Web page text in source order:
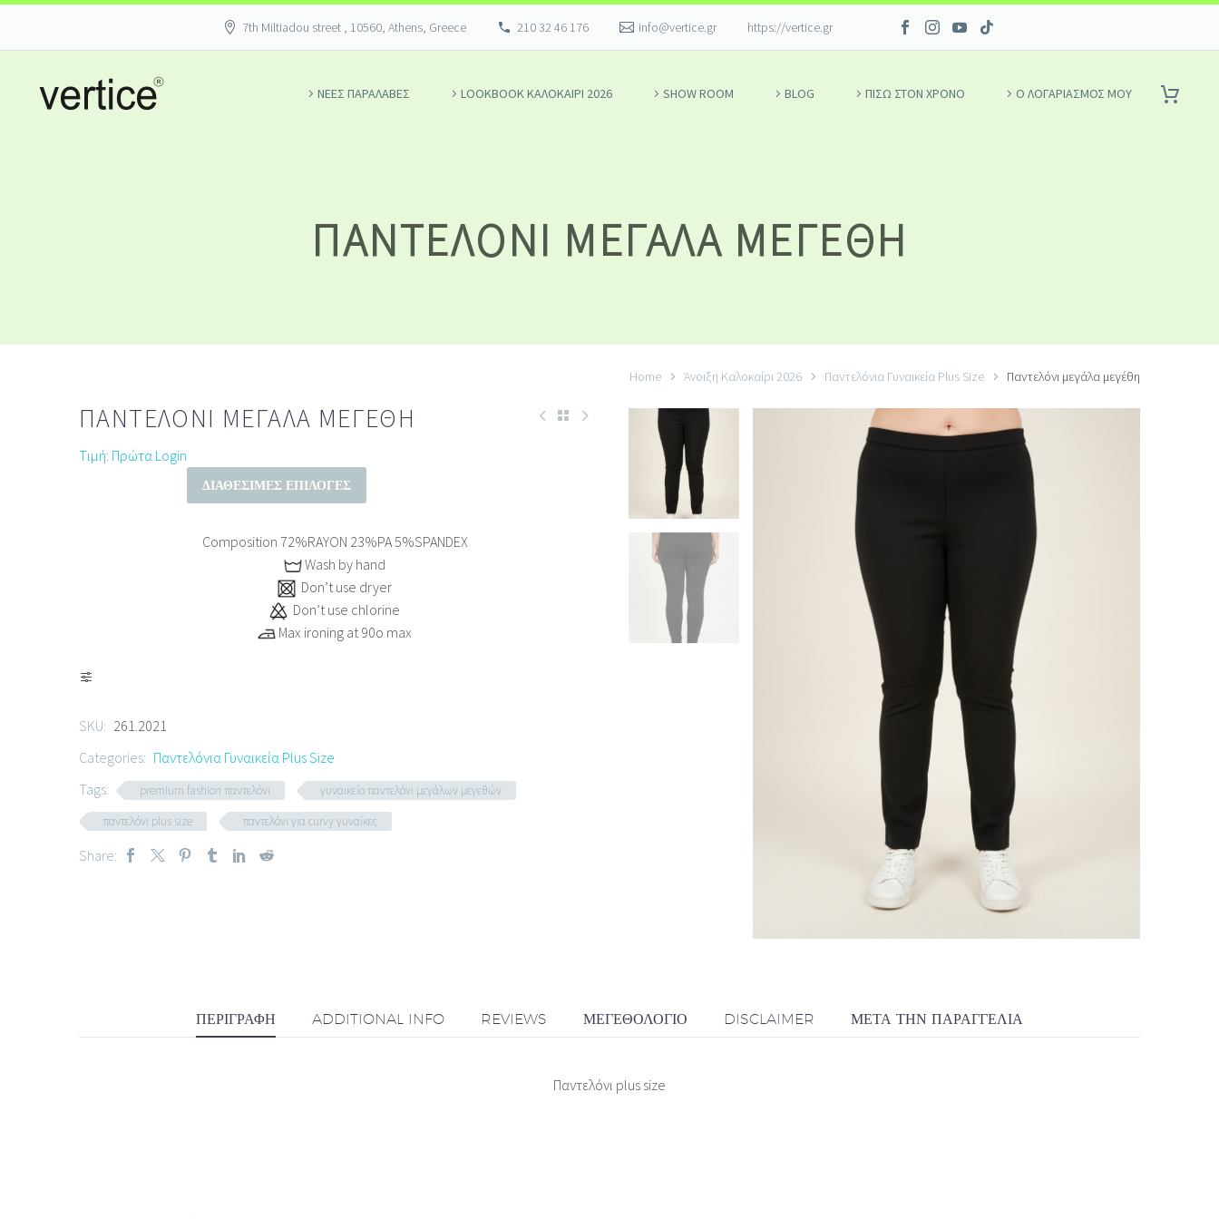
7th Miltiadou street , 10560, Athens, Greece 210 32 46 176 info@vertice.gr https://vertice.gr
ΝΕΕΣ ΠΑΡΑΛΑΒΕΣ LOOKBOOK ΚΑΛΟΚΑΊΡΙ 2026 SHOW ROOM BLOG ΠΙΣΩ ΣΤΟΝ ΧΡΟΝΟ Ο ΛΟΓΑΡΙΑΣΜΌΣ ΜΟΥ
ΠΑΝΤΕΛΌΝΙ ΜΕΓΆΛΑ ΜΕΓΈΘΗ
Home Άνοιξη Καλοκαίρι 2026 Παντελόνια Γυναικεία Plus Size Παντελόνι μεγάλα μεγέθη
ΠΑΝΤΕΛΌΝΙ ΜΕΓΆΛΑ ΜΕΓΈΘΗ
Τιμή: Πρώτα Login
ΔΙΑΘΈΣΙΜΕΣ ΕΠΙΛΟΓΈΣ
Composition 72%RAYON 23%PA 5%SPANDEX
Wash by hand
Don’t use dryer
Don’t use chlorine
Max ironing at 90ο max
SKU: 261.2021
Categories: Παντελόνια Γυναικεία Plus Size
Tags:
premium fashion παντελόνι
γυναικείο παντελόνι μεγάλων μεγεθών
παντελόνι plus size
παντελόνι για curvy γυναίκες
Share:
ΠΕΡΙΓΡΑΦΉ ADDITIONAL INFO REVIEWS ΜΕΓΕΘΟΛΌΓΙΟ DISCLAIMER ΜΕΤΆ ΤΗΝ ΠΑΡΑΓΓΕΛΊΑ
Παντελόνι plus size